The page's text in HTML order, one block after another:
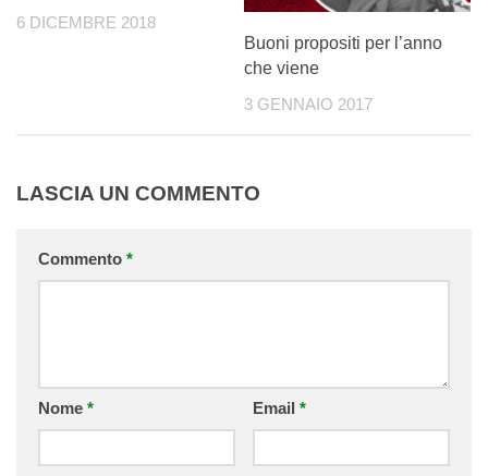
6 DICEMBRE 2018
Buoni propositi per l’anno
che viene
3 GENNAIO 2017
LASCIA UN COMMENTO
Commento *
Nome * Email *